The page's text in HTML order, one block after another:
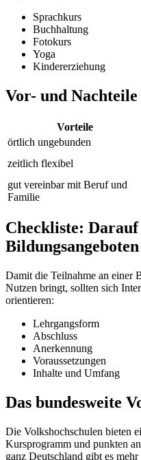
Sprachkurs
Buchhaltung
Fotokurs
Yoga
Kindererziehung
Vor- und
Vorteile
örtlich ungebunden
zeitlich flexibel
gut vereinbar mit Beruf und
Familie
Checkliste:
Damit die Teilnahme an einer
Nutzen bringt, sollten sich
orientieren:
Lehrgangsform
Abschluss
Anerkennung
Voraussetzungen
Inhalte und Umfang
Das bundesweite
Die Volkshochschulen bieten
Kursprogramm und punkten
ganz Deutschland gibt es